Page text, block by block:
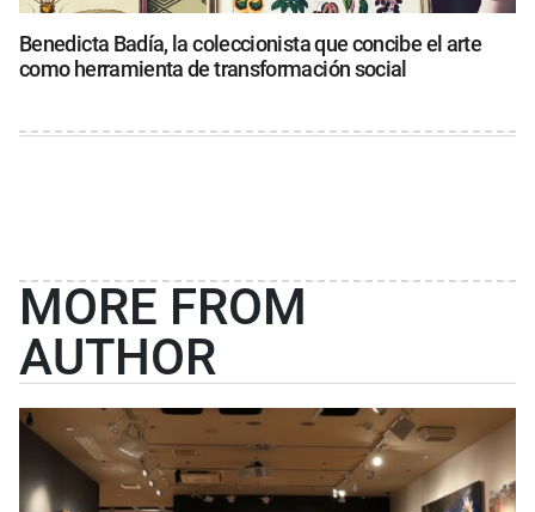
Benedicta Badía, la coleccionista que concibe el arte
como herramienta de transformación social
MORE FROM
AUTHOR